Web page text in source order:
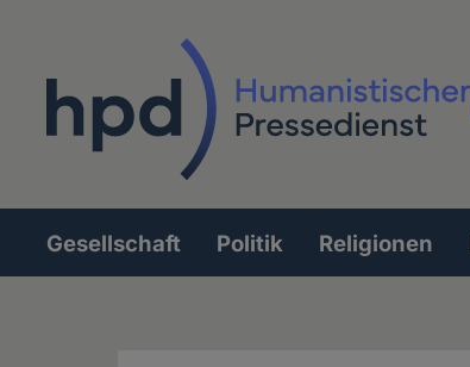
Hauptnavigation
Gesellschaft Politik Religionen